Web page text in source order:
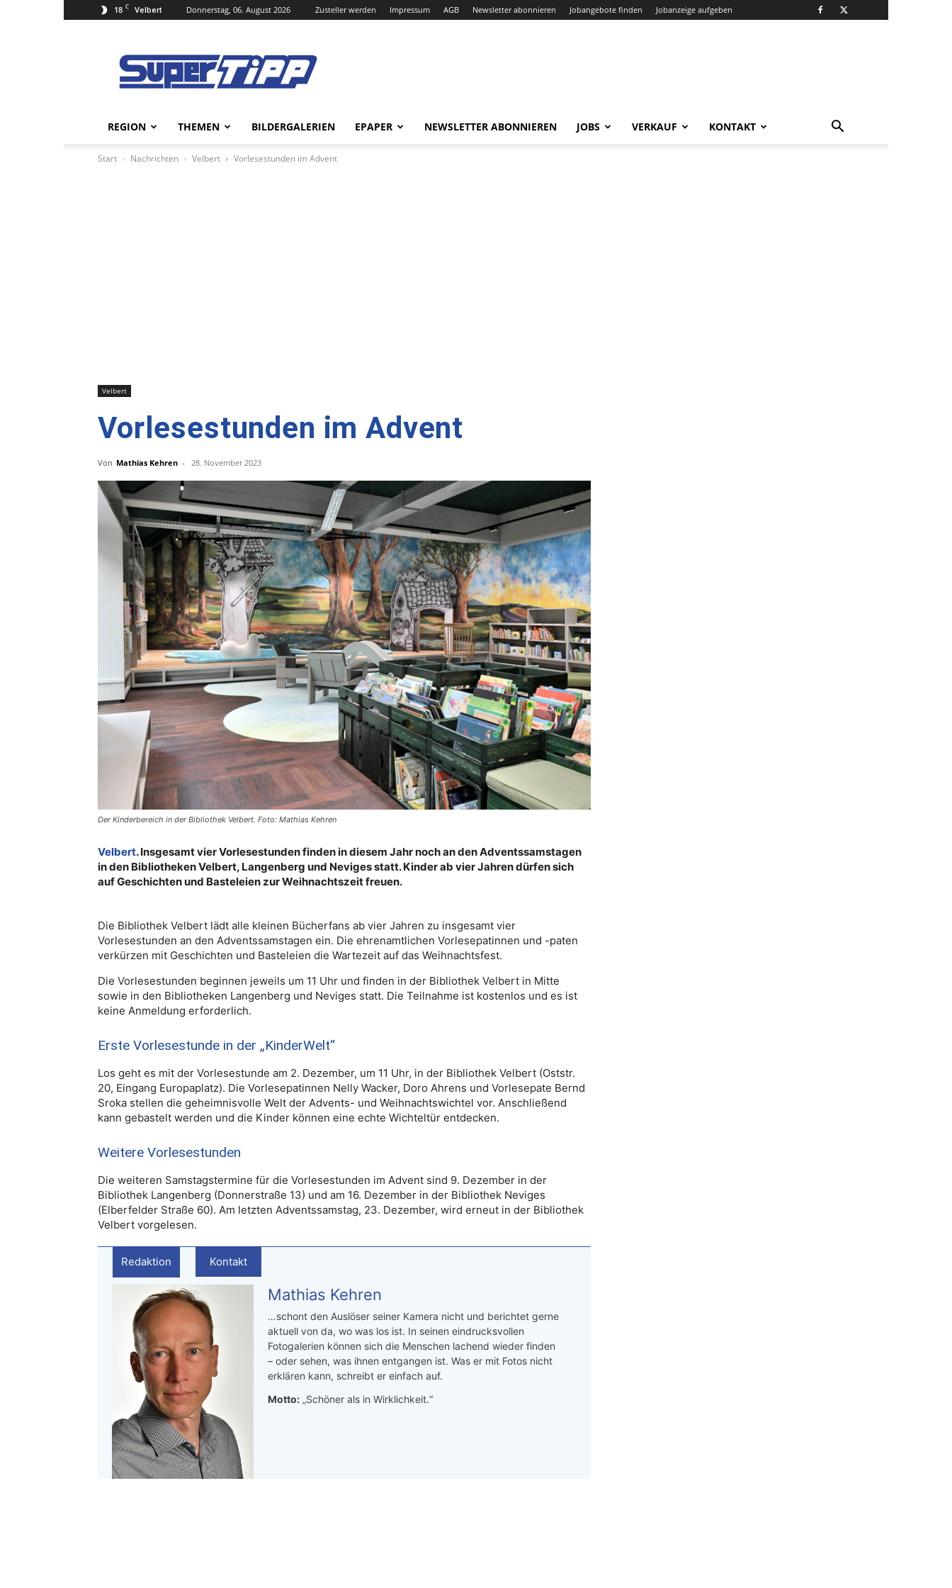
18 C Velbert Donnerstag, 06. August 2026 Zusteller werden Impressum AGB Newsletter abonnieren Jobangebote finden Jobanzeige aufgeben
Tipp
Online
REGION THEMEN BILDERGALERIEN EPAPER NEWSLETTER ABONNIEREN JOBS VERKAUF KONTAKT
Start Nachrichten Velbert Vorlesestunden im Advent
Velbert
Vorlesestunden im Advent
Von Mathias Kehren - 28. November 2023
Der Kinderbereich in der Bibliothek Velbert. Foto: Mathias Kehren
Velbert. Insgesamt vier Vorlesestunden finden in diesem Jahr noch an den Adventssamstagen
in den Bibliotheken Velbert, Langenberg und Neviges statt. Kinder ab vier Jahren dürfen sich
auf Geschichten und Basteleien zur Weihnachtszeit freuen.
Die Bibliothek Velbert lädt alle kleinen Bücherfans ab vier Jahren zu insgesamt vier
Vorlesestunden an den Adventssamstagen ein. Die ehrenamtlichen Vorlesepatinnen und -paten
verkürzen mit Geschichten und Basteleien die Wartezeit auf das Weihnachtsfest.
Die Vorlesestunden beginnen jeweils um 11 Uhr und finden in der Bibliothek Velbert in Mitte
sowie in den Bibliotheken Langenberg und Neviges statt. Die Teilnahme ist kostenlos und es ist
keine Anmeldung erforderlich.
Erste Vorlesestunde in der „KinderWelt“
Los geht es mit der Vorlesestunde am 2. Dezember, um 11 Uhr, in der Bibliothek Velbert (Oststr.
20, Eingang Europaplatz). Die Vorlesepatinnen Nelly Wacker, Doro Ahrens und Vorlesepate Bernd
Sroka stellen die geheimnisvolle Welt der Advents- und Weihnachtswichtel vor. Anschließend
kann gebastelt werden und die Kinder können eine echte Wichteltür entdecken.
Weitere Vorlesestunden
Die weiteren Samstagstermine für die Vorlesestunden im Advent sind 9. Dezember in der
Bibliothek Langenberg (Donnerstraße 13) und am 16. Dezember in der Bibliothek Neviges
(Elberfelder Straße 60). Am letzten Adventssamstag, 23. Dezember, wird erneut in der Bibliothek
Velbert vorgelesen.
Redaktion Kontakt
Mathias Kehren
…schont den Auslöser seiner Kamera nicht und berichtet gerne
aktuell von da, wo was los ist. In seinen eindrucksvollen
Fotogalerien können sich die Menschen lachend wieder finden
– oder sehen, was ihnen entgangen ist. Was er mit Fotos nicht
erklären kann, schreibt er einfach auf.
Motto: „Schöner als in Wirklichkeit.“